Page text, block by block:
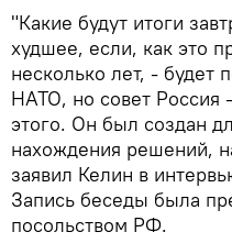
"Какие будут итоги
худшее, если, как это
несколько лет, - будет
НАТО, но совет
этого. Он был создан
нахождения решений,
заявил Келин в
Запись беседы была
посольством РФ.